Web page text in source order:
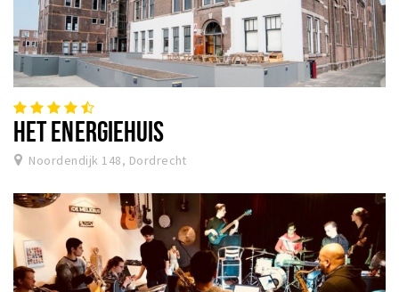
HET ENERGIEHUIS
Noordendijk 148, Dordrecht